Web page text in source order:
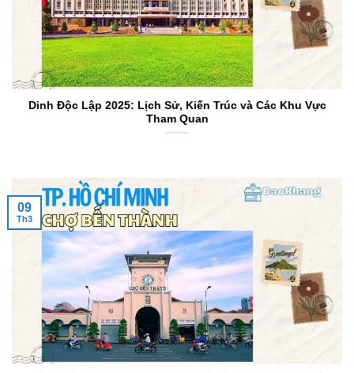
Dinh Độc Lập 2025: Lịch Sử, Kiến Trúc và Các Khu Vực
Tham Quan
09
Th3